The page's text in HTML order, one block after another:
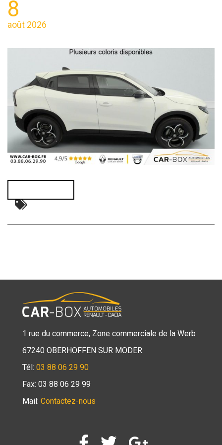
8
août 2026
1 rue du commerce, Zone commerciale de la Werb
67240 OBERHOFFEN SUR MODER
Tél: 03 88 06 29 90
Fax: 03 88 06 29 99
Mail: Contactez-nous